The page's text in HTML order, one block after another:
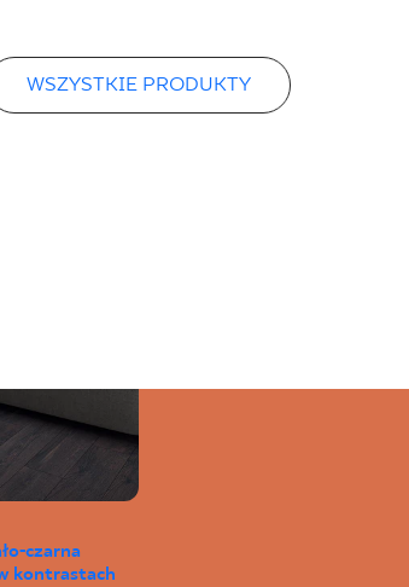
WSZYSTKIE PRODUKTY
czarna
kontrastach